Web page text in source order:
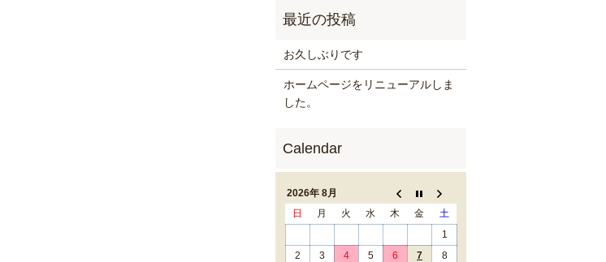
お久しぶりです
ホームページをリニューアルしま
した。
2026年 8月
日
月 火 水 木 金
土
1
2
3 4 5 6 7
8